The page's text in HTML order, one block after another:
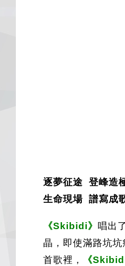
逐夢征途 登峰造
生命現場 譜寫成
《Skibidi》 唱出了
晶，即使滿路坑
首歌裡，
《